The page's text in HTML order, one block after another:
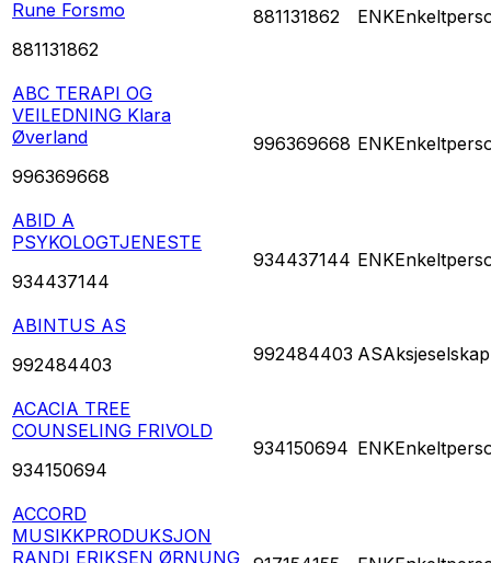
Rune Forsmo
881131862
881131862 ENK
ABC TERAPI OG
VEILEDNING Klara
Øverland
996369668
996369668 ENK
ABID A
PSYKOLOGTJENESTE
934437144
934437144 ENK
ABINTUS AS
992484403
992484403 ASAksjeselskap
ACACIA TREE
COUNSELING FRIVOLD
934150694
934150694 ENK
ACCORD
MUSIKKPRODUKSJON
RANDI ERIKSEN ØRNUNG